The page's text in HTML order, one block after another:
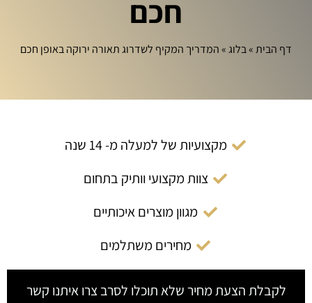
חכם
דף הבית»בלוג»המדריך המקיף לשדרוג תאורה ירוקה באופן חכם
מקצועיות של למעלה מ- 14 שנה
צוות מקצועי וותיק בתחום
מגוון מוצרים איכותיים
מחירים משתלמים
לקבלת הצעת מחיר שלא תוכלו לסרב צרו איתנו קשר